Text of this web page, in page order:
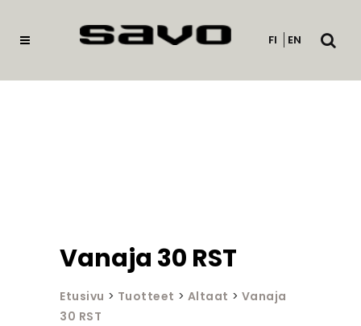
FI EN
Avaa
Vanaja 30 RST
Etusivu > Tuotteet > Altaat > Vanaja
30 RST